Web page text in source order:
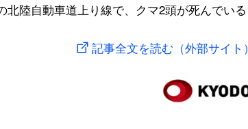
陸自動車道上り線で、クマ2頭が死んでいる
記事全文を読む（外部サイト）